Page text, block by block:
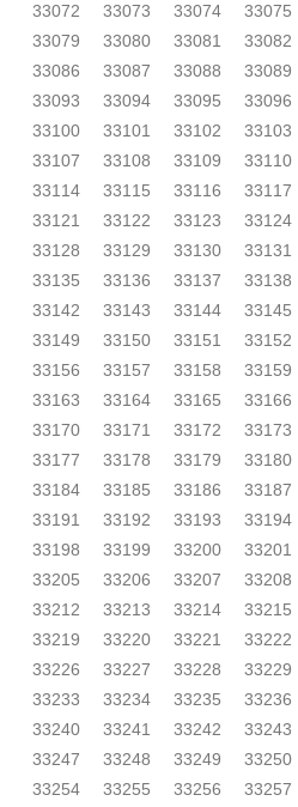
33072
33073 33074 33075
33079
33080 33081 33082
33086
33087 33088 33089
33093
33094 33095 33096
33100
33101 33102 33103
33107
33108 33109 33110
33114
33115 33116 33117
33121
33122 33123 33124
33128
33129 33130 33131
33135
33136 33137 33138
33142
33143 33144 33145
33149
33150 33151 33152
33156
33157 33158 33159
33163
33164 33165 33166
33170
33171 33172 33173
33177
33178 33179 33180
33184
33185 33186 33187
33191
33192 33193 33194
33198
33199 33200 33201
33205
33206 33207 33208
33212
33213 33214 33215
33219
33220 33221 33222
33226
33227 33228 33229
33233
33234 33235 33236
33240
33241 33242 33243
33247
33248 33249 33250
33254
33255 33256 33257